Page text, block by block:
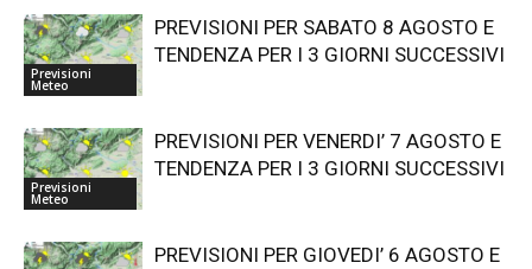
Previsioni
Meteo
PREVISIONI PER SABATO 8 AGOSTO E
TENDENZA PER I 3 GIORNI SUCCESSIVI
Previsioni
Meteo
PREVISIONI PER VENERDI’ 7 AGOSTO E
TENDENZA PER I 3 GIORNI SUCCESSIVI
PREVISIONI PER GIOVEDI’ 6 AGOSTO E